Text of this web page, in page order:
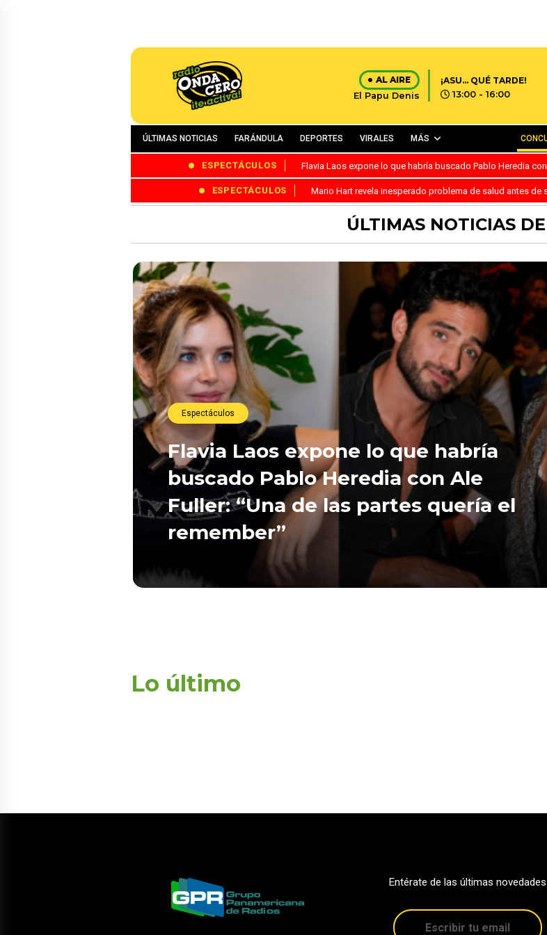
AL AIRE
El Papu Denis
¡ASU… QUÉ TARDE!
13:00 - 16:00
ÚLTIMAS NOTICIAS FARÁNDULA DEPORTES VIRALES MÁS
ESPECTÁCULOS Flavia Laos expone lo que habría buscado Pablo Heredia
ESPECTÁCULOS Mario Hart revela inesperado problema de salud antes de
ÚLTIMAS NOTICIAS
Espectáculos
Flavia Laos expone lo que habría
buscado Pablo Heredia con Ale
Fuller: “Una de las partes quería el
remember”
Lo último
Entérate de las últimas novedades